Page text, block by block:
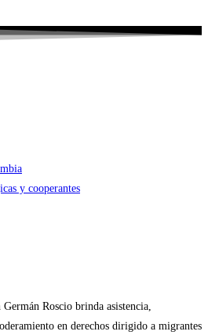
y cooperantes
Roscio brinda asistencia,
en derechos dirigido a migrantes